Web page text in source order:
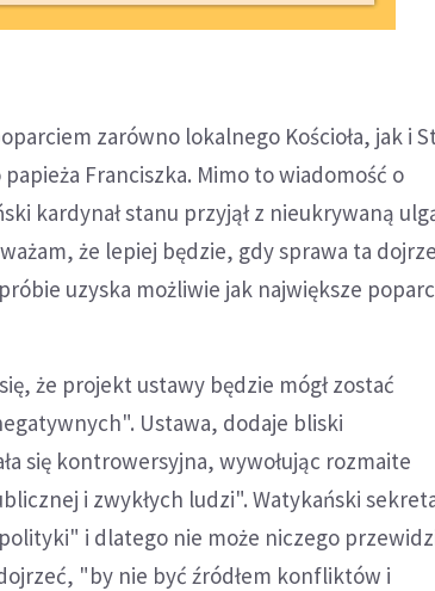
zarówno lokalnego Kościoła, jak i
Franciszka. Mimo to wiadomość o
kardynał stanu przyjął z nieukrywaną
że lepiej będzie, gdy sprawa ta
uzyska możliwie jak największe
że projekt ustawy będzie mógł zostać
Ustawa, dodaje bliski
się kontrowersyjna, wywołując rozmaite
i zwykłych ludzi". Watykański
i dlatego nie może niczego
"by nie być źródłem konfliktów i